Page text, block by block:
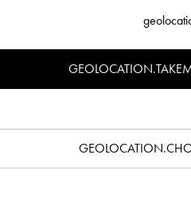
i ett, perfekt från nyfödd och
i 100% bomull som bara blir mjukare
tröst, lek och mys. Lagom i storlek för